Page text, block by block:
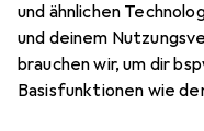
und ähnlichen
und deinem
brauchen wir, um dir
Basisfunktionen wie
EUR
Ice
Ice